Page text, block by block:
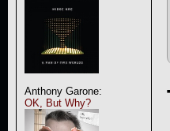
Anthony Garone:
OK, But Why?